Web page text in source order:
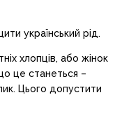
український рід.
хлопців, або жінок
це станеться –
Цього допустити